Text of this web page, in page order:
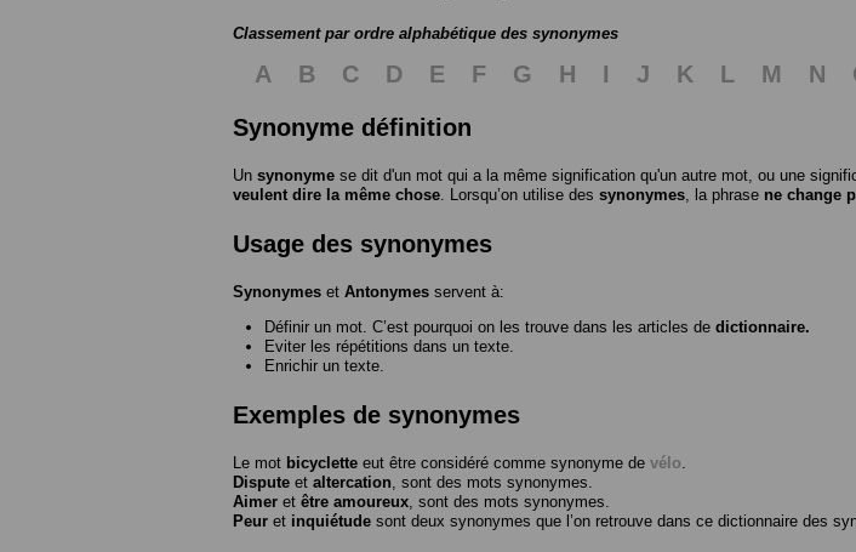
Classement par ordre alphabétique des synonymes
A B C D E F G H I J K L M N
Synonyme définition
Un synonyme se dit d'un mot qui a la même signification qu'un autre mot, ou une
veulent dire la même chose . Lorsqu’on utilise des synonymes , la phrase ne change
Usage des synonymes
Synonymes et Antonymes servent à:
Définir un mot. C’est pourquoi on les trouve dans les articles de dictionnaire.
Eviter les répétitions dans un texte.
Enrichir un texte.
Exemples de synonymes
Le mot bicyclette eut être considéré comme synonyme de vélo
Dispute et altercation , sont des mots synonymes.
Aimer et être amoureux , sont des mots synonymes.
Peur et inquiétude sont deux synonymes que l’on retrouve dans ce dictionnaire des